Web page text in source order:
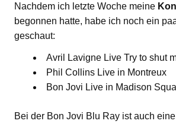
Nachdem ich letzte Woche meine
begonnen hatte, habe ich noch ein
geschaut:
Avril Lavigne Live Try to shut
Phil Collins Live in Montreux
Bon Jovi Live in Madison
Bei der Bon Jovi Blu Ray ist auch